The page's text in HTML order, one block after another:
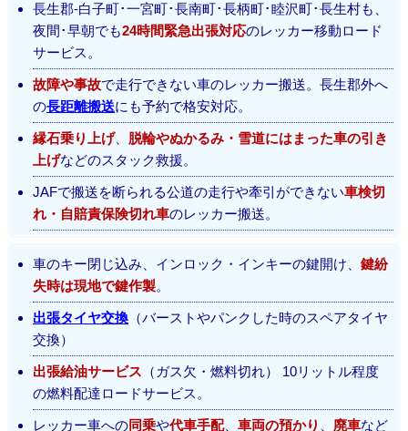
長生郡-白子町･一宮町･長南町･長柄町･睦沢町･長生村も、
夜間･早朝でも24時間緊急出張対応のレッカー移動ロード
サービス。
故障や事故で走行できない車のレッカー搬送。長生郡外へ
の長距離搬送にも予約で格安対応。
縁石乗り上げ、 脱輪やぬかるみ・雪道にはまった車の引き
上げなどのスタック救援。
JAFで搬送を断られる公道の走行や牽引ができない車検切
れ・自賠責保険切れ車のレッカー搬送。
車のキー閉じ込み、インロック・インキーの鍵開け、 鍵紛
失時は現地で鍵作製。
出張タイヤ交換 （バーストやパンクした時のスペアタイヤ
交換）
出張給油サービス （ガス欠・燃料切れ） 10リットル程度
の燃料配達ロードサービス。
レッカー車への同乗や代車手配、 車両の預かり 廃車など